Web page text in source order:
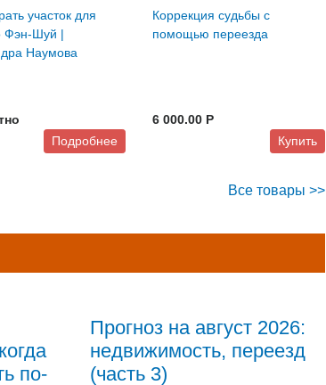
участок для
Фэн-Шуй |
Наумова
Подробнее
Коррекция судьбы с
помощью переезда
6 000.00 P
Купить
Все товары >>
по-
Прогноз на август 2026:
недвижимость, переезд
(часть 3)